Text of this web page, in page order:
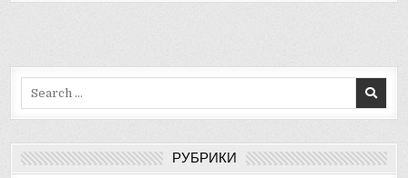
РУБРИКИ